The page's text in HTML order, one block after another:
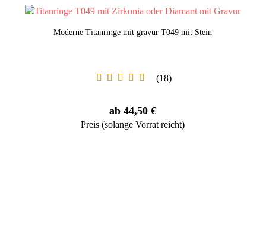
Moderne Titanringe mit gravur T049 mit Stein
18
ab 44,50 €
Preis (solange Vorrat reicht)